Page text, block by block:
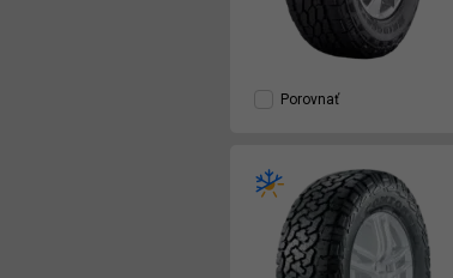
Porovnať